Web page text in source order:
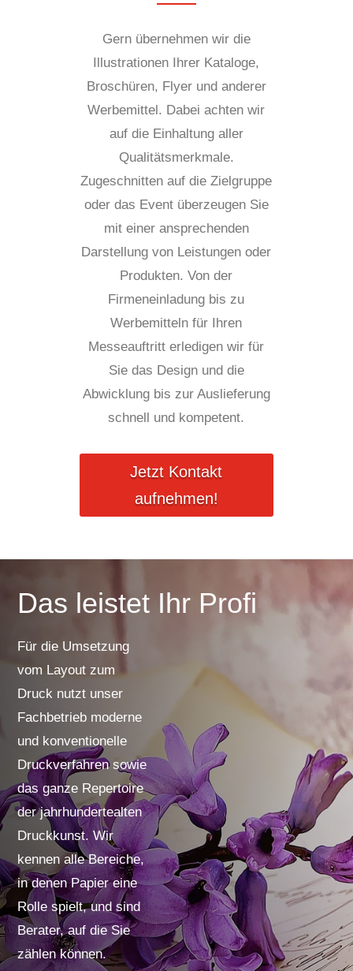
Gern übernehmen wir die
Illustrationen Ihrer Kataloge,
Broschüren, Flyer und anderer
Werbemittel. Dabei achten wir
auf die Einhaltung aller
Qualitätsmerkmale.
Zugeschnitten auf die Zielgruppe
oder das Event überzeugen Sie
mit einer ansprechenden
Darstellung von Leistungen oder
Produkten. Von der
Firmeneinladung bis zu
Werbemitteln für Ihren
Messeauftritt erledigen wir für
Sie das Design und die
Abwicklung bis zur Auslieferung
schnell und kompetent.
Jetzt Kontakt
aufnehmen!
Das leistet Ihr Profi
Für die Umsetzung
vom Layout zum
Druck nutzt unser
Fachbetrieb moderne
und konventionelle
Druckverfahren sowie
das ganze Repertoire
der jahrhundertealten
Druckkunst. Wir
kennen alle Bereiche,
in denen Papier eine
Rolle spielt, und sind
Berater, auf die Sie
zählen können.